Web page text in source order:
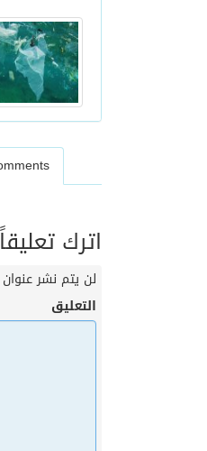
اترك تعليقاً
لن يتم نشر عنوان
التعليق